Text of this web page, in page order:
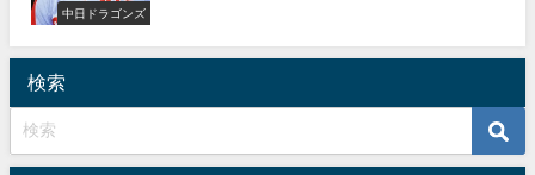
中日ドラゴンズ
検索